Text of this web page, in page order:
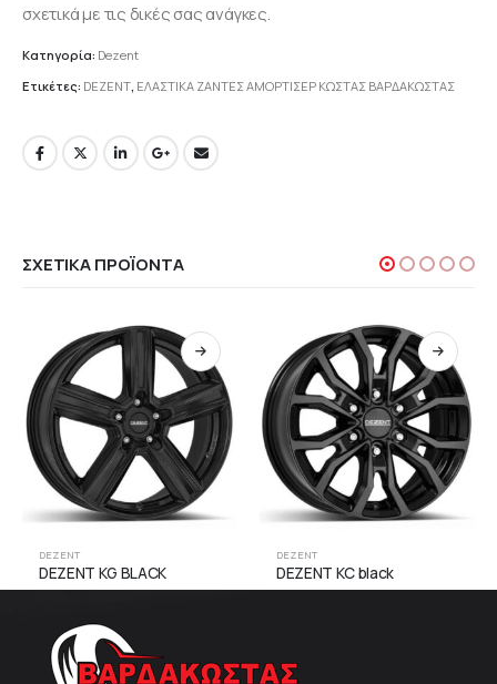
σχετικά με τις δικές σας ανάγκες.
Κατηγορία: Dezent
Ετικέτες: DEZENT ΕΛΑΣΤΙΚΑ ΖΑΝΤΕΣ ΑΜΟΡΤΙΣΕΡ ΚΩΣΤΑΣ ΒΑΡΔΑΚΩΣΤΑΣ
ΣΧΕΤΙΚΆ ΠΡΟΪΌΝΤΑ
DEZENT
DEZENT KG BLACK
DEZENT
DEZENT KC black